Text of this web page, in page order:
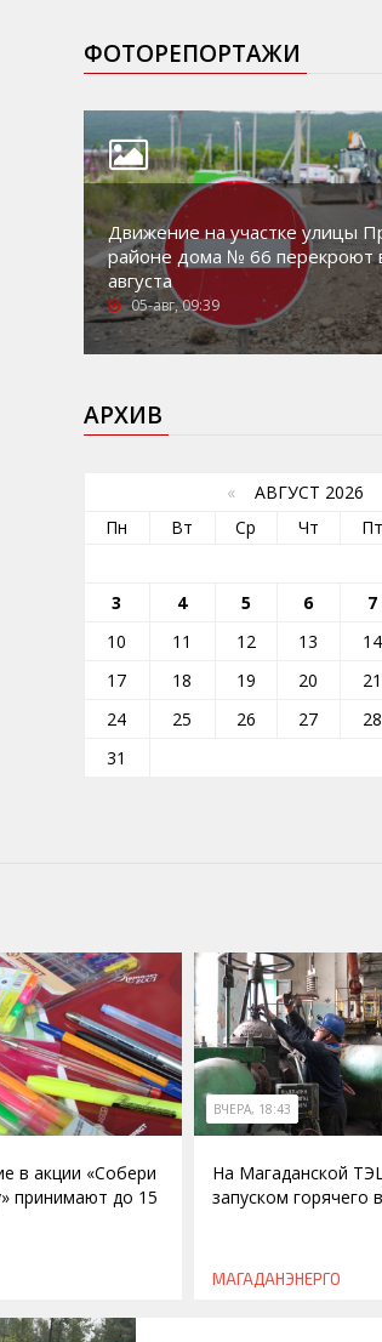
ФОТОРЕПОРТАЖИ
Движение на участке улицы
районе дома № 66 перекроют
августа
05-авг, 09:39
АРХИВ
« АВГУСТ 2026
Пн
Вт Ср Чт Пт
3
4 5 6 7
10
11 12 13 14
17
18 19 20 21
24
25 26 27 28
31
в акции «Собери
принимают до 15
ВЧЕРА, 18:43
На Магаданской
запуском горячего
МАГАДАНЭНЕРГО